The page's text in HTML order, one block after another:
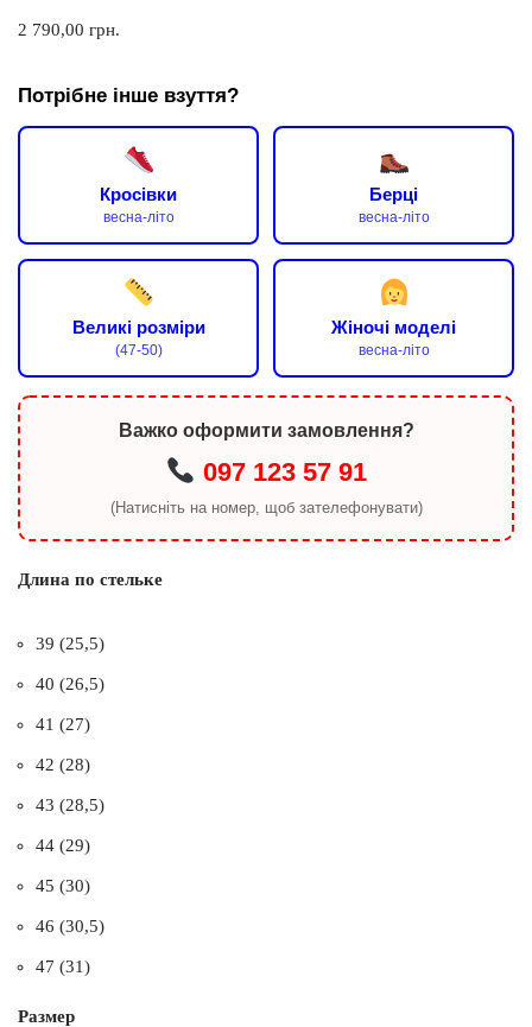
2 790,00 грн.
Потрібне інше взуття?
Кросівки
весна-літо
Берці
весна-літо
Великі розміри
(47-50)
Жіночі моделі
весна-літо
Важко оформити замовлення?
097 123 57 91
(Натисніть на номер, щоб зателефонувати)
Длина по стельке
39 (25,5)
40 (26,5)
41 (27)
42 (28)
43 (28,5)
44 (29)
45 (30)
46 (30,5)
47 (31)
Размер